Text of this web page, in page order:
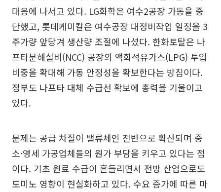
대응에 나서고 있다. LG화학은 여수2공장 가동을 중
단했고, 롯데케미칼은 여수공장 대정비작업 일정을 3
주가량 앞당겨 생산량 조절에 나섰다. 한화토탈은 나
프타분해설비(NCC) 공장의 액화석유가스(LPG) 투입
비중을 확대해 가동 안정성을 확보한다는 방침이다.
정부도 나프타 대체 수급선 확보에 총력을 기울이고
있다.
문제는 공급 차질이 밸류체인 전반으로 확산되며 중
소·영세 가공업체들의 원가 부담을 키우고 있다는 점
이다. 기초 원료 수급이 흔들리면서 전방 산업으로도
도미노 영향이 현실화하고 있다. 수요 증가에 따른 마